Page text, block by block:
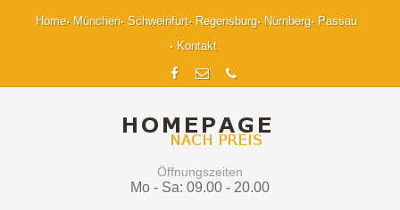
Home München Schweinfurt Regensburg Nürnberg
Passau
Kontakt
Öffnungszeiten
Mo - Sa: 09.00 - 20.00